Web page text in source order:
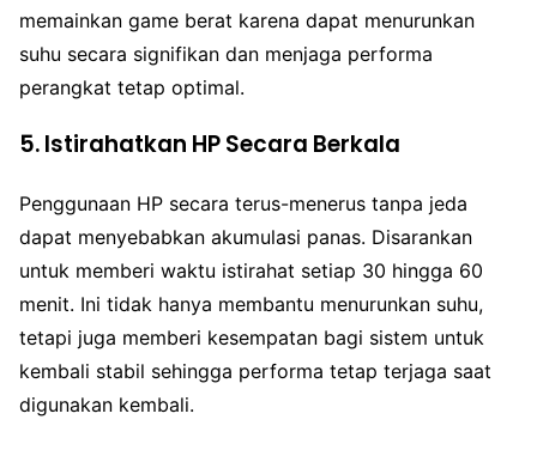
memainkan game berat karena dapat menurunkan
suhu secara signifikan dan menjaga performa
perangkat tetap optimal.
5. Istirahatkan HP Secara Berkala
Penggunaan HP secara terus-menerus tanpa jeda
dapat menyebabkan akumulasi panas. Disarankan
untuk memberi waktu istirahat setiap 30 hingga 60
menit. Ini tidak hanya membantu menurunkan suhu,
tetapi juga memberi kesempatan bagi sistem untuk
kembali stabil sehingga performa tetap terjaga saat
digunakan kembali.